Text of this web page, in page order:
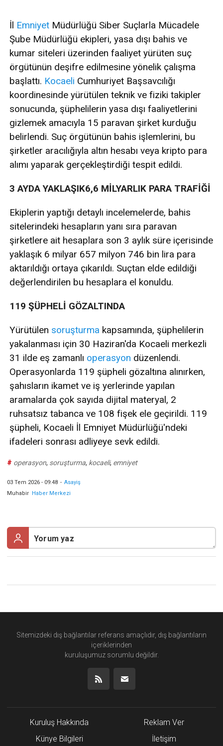
İl Emniyet Müdürlüğü Siber Suçlarla Mücadele
Şube Müdürlüğü ekipleri, yasa dışı bahis ve
kumar siteleri üzerinden faaliyet yürüten suç
örgütünün deşifre edilmesine yönelik çalışma
başlattı. Kocaeli Cumhuriyet Başsavcılığı
koordinesinde yürütülen teknik ve fiziki takipler
sonucunda, şüphelilerin yasa dışı faaliyetlerini
gizlemek amacıyla 15 paravan şirket kurduğu
belirlendi. Suç örgütünün bahis işlemlerini, bu
şirketler aracılığıyla altın hesabı veya kripto para
alımı yaparak gerçekleştirdiği tespit edildi.
3 AYDA YAKLAŞIK6,6 MİLYARLIK PARA TRAFİĞİ
Ekiplerin yaptığı detaylı incelemelerde, bahis
sitelerindeki hesapların yanı sıra paravan
şirketlere ait hesaplara son 3 aylık süre içerisinde
yaklaşık 6 milyar 657 milyon 746 bin lira para
aktarıldığı ortaya çıkarıldı. Suçtan elde edildiği
değerlendirilen bu hesaplara el konuldu.
119 ŞÜPHELİ GÖZALTINDA
Yürütülen soruşturma kapsamında, şüphelilerin
yakalanması için 30 Haziran'da Kocaeli merkezli
31 ilde eş zamanlı operasyon düzenlendi.
Operasyonlarda 119 şüpheli gözaltına alınırken,
şahısların ikamet ve iş yerlerinde yapılan
aramalarda çok sayıda dijital materyal, 2
ruhsatsız tabanca ve 108 fişek ele geçirildi. 119
şüpheli, Kocaeli İl Emniyet Müdürlüğü'ndeki
ifadeleri sonrası adliyeye sevk edildi.
# operasyon, soruşturma, kocaeli, emniyet
03 Tem 2026 - 09:48 - Asayiş
Muhabir
Haber Merkezi
Sitemizdeki dış bağlantılar referans amaçlıdır, dış bağlantıların
içeriklerinden
kuruluşumuz sorumlu değildir.
Kuruluş Hakkında
Künye Bilgileri
Reklam Ver
İletişim